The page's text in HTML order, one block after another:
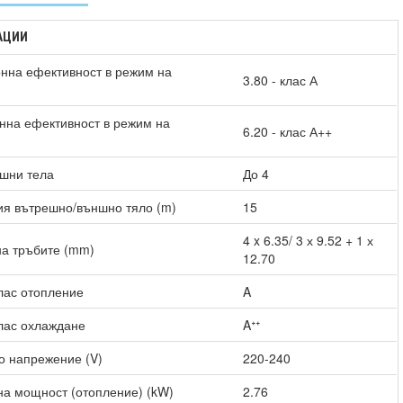
ефективност в режим на 3.80 - клас А
ефективност в режим на
6.20 - клас А++
тела
До 4
вътрешно/външно тяло (m)
15
тръбите (mm)
4 x 6.35/ 3 х 9.52 + 1 х
12.70
отопление
A
охлаждане
Aᐩᐩ
напрежение (V)
220-240
мощност (отопление) (kW)
2.76